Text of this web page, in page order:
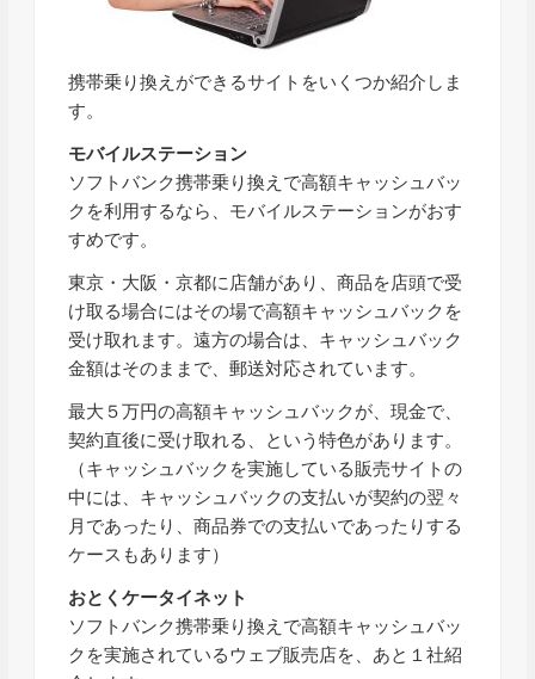
携帯乗り換えができるサイトをいくつか紹介しま
す。
モバイルステーション
ソフトバンク携帯乗り換えで高額キャッシュバッ
クを利用するなら、モバイルステーションがおす
すめです。
東京・大阪・京都に店舗があり、商品を店頭で受
け取る場合にはその場で高額キャッシュバックを
受け取れます。遠方の場合は、キャッシュバック
金額はそのままで、郵送対応されています。
最大５万円の高額キャッシュバックが、現金で、
契約直後に受け取れる、という特色があります。
（キャッシュバックを実施している販売サイトの
中には、キャッシュバックの支払いが契約の翌々
月であったり、商品券での支払いであったりする
ケースもあります）
おとくケータイネット
ソフトバンク携帯乗り換えで高額キャッシュバッ
クを実施されているウェブ販売店を、あと１社紹